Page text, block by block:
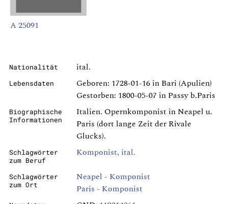
A 25091
Nationalität ital.
Lebensdaten
Geboren: 1728-01-16 in Bari (Apulien)
Gestorben: 1800-05-07 in Passy b.Paris
Biographische
Informationen
Italien. Opernkomponist in Neapel u.
Paris (dort lange Zeit der Rivale
Glucks).
Schlagwörter
zum Beruf
Komponist, ital.
Schlagwörter
zum Ort
Neapel - Komponist
Paris - Komponist